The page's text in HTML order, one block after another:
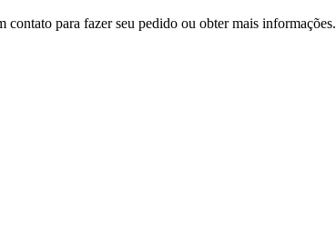
contato para fazer seu pedido ou obter mais informações.